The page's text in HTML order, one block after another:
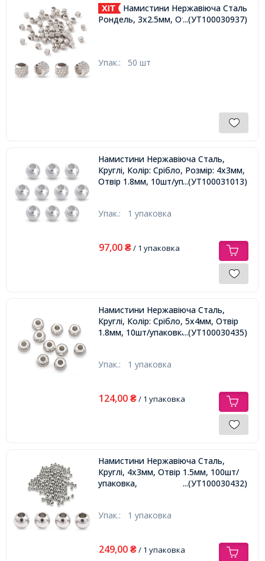
Намистини Нержавіюча Сталь
Рондель, 3х2.5мм, Отвір 1.7мм,
...(УТ100030937)
Упак.: 50 шт
Намистини Нержавіюча Сталь,
Круглі, Колір: Срібло, Розмір: 4х3мм,
Отвір 1.8мм, 10шт/упаковка,...(УТ100031013)
Упак.: 1 упаковка
97,00 ₴/ 1 упаковка
Намистини Нержавіюча Сталь,
Круглі, Колір: Срібло, 5х4мм, Отвір
1.8мм, 10шт/упаковка,...(УТ100030435)
Упак.: 1 упаковка
124,00 ₴/ 1 упаковка
Намистини Нержавіюча Сталь,
Круглі, 4х3мм, Отвір 1.5мм, 100шт/
упаковка,
...(УТ100030432)
Упак.: 1 упаковка
249,00 ₴/ 1 упаковка